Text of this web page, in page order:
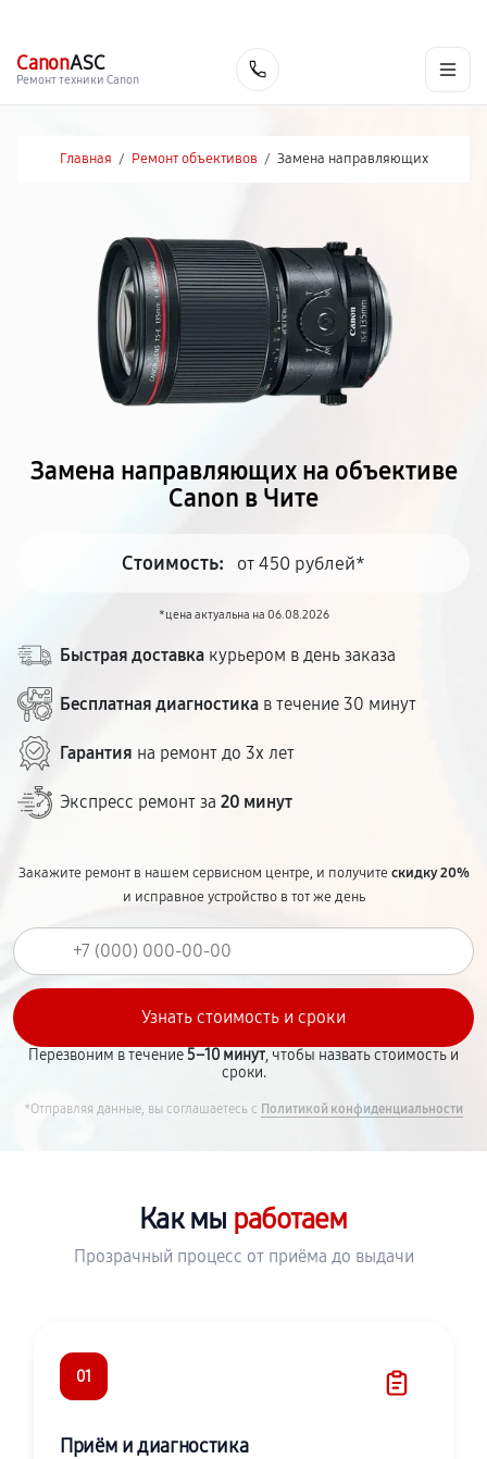
CanonASC
Ремонт техники Canon
Главная / Ремонт объективов / Замена направляющих
Замена направляющих на объективе
Canon в Чите
Стоимость: от 450 рублей*
*цена актуальна на 06.08.2026
Быстрая доставка курьером в день заказа
Бесплатная диагностика в течение 30 минут
Гарантия на ремонт до 3х лет
Экспресс ремонт за 20 минут
Закажите ремонт в нашем сервисном центре, и получитескидку 20%
и исправное устройство в тот же день
Перезвоним в течение5–10 минут, чтобы назвать стоимость и
сроки.
*Отправляя данные, вы соглашаетесь с Политикой конфиденциальности
Как мы работаем
Прозрачный процесс от приёма до выдачи
01
Приём и диагностика